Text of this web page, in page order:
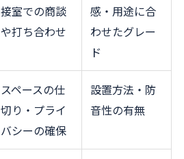
接室での商談
や打ち合わせ
感・用途に合
わせたグレー
ド
スペースの仕
切り・プライ
バシーの確保
設置方法・防
音性の有無